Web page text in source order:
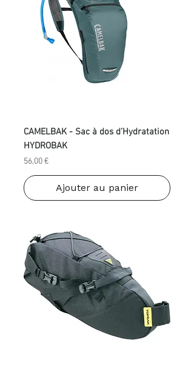
CAMELBAK - Sac à dos d’Hydratation
HYDROBAK
Prix
56,00 €
Ajouter au panier